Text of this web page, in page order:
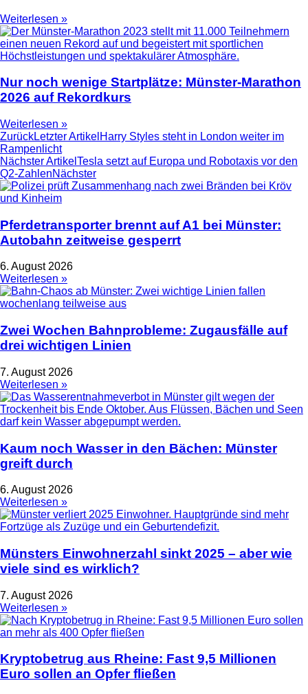
Weiterlesen »
Nur noch wenige Startplätze: Münster-Marathon
2026 auf Rekordkurs
Weiterlesen »
ZurückLetzter Artikel Harry Styles steht in London weiter im
Rampenlicht
Nächster Artikel Tesla setzt auf Europa und Robotaxis vor den
Q2-ZahlenNächster
Pferdetransporter brennt auf A1 bei Münster:
Autobahn zeitweise gesperrt
6. August 2026
Weiterlesen »
Zwei Wochen Bahnprobleme: Zugausfälle auf
drei wichtigen Linien
7. August 2026
Weiterlesen »
Kaum noch Wasser in den Bächen: Münster
greift durch
6. August 2026
Weiterlesen »
Münsters Einwohnerzahl sinkt 2025 – aber wie
viele sind es wirklich?
7. August 2026
Weiterlesen »
Kryptobetrug aus Rheine: Fast 9,5 Millionen
Euro sollen an Opfer fließen